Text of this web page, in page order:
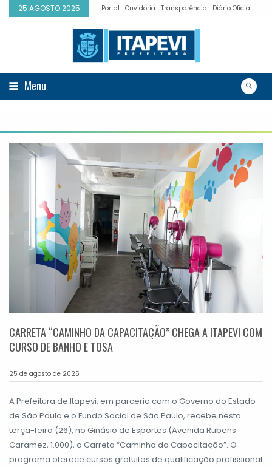
25 AGOSTO 2025 Portal Ouvidoria Transparência Diário Oficial
Menu
CARRETA “CAMINHO DA CAPACITAÇÃO” CHEGA A ITAPEVI COM
CURSO DE BANHO E TOSA
25 de agosto de 2025
A Prefeitura de Itapevi, em parceria com o Governo do Estado
de São Paulo e o Fundo Social de São Paulo, recebe nesta
terça-feira (26), no Ginásio de Esportes (Avenida Rubens
Caramez, 1.000), a Carreta “Caminho da Capacitação”. O
programa oferece cursos gratuitos de qualificação profissional